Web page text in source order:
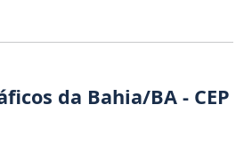
da Bahia/BA - CEP